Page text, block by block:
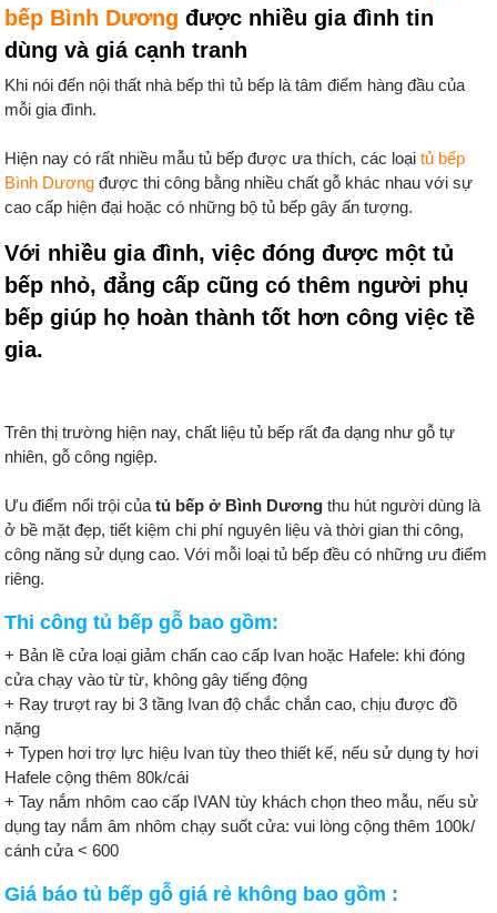
bếp Bình Dương được nhiều gia đình tin
dùng và giá cạnh tranh
Khi nói đến nội thất nhà bếp thì tủ bếp là tâm điểm hàng đầu của
mỗi gia đình.
Hiện nay có rất nhiều mẫu tủ bếp được ưa thích, các loạitủ bếp
Bình Dương được thi công bằng nhiều chất gỗ khác nhau với sự
cao cấp hiện đại hoặc có những bộ tủ bếp gây ấn tượng.
Với nhiều gia đình, việc đóng được một tủ
bếp nhỏ, đẳng cấp cũng có thêm người phụ
bếp giúp họ hoàn thành tốt hơn công việc tề
gia.
Trên thị trường hiện nay, chất liệu tủ bếp rất đa dạng như gỗ tự
nhiên, gỗ công ngiệp.
Ưu điểm nổi trội củatủ bếp ở Bình Dương thu hút người dùng là
ở bề mặt đẹp, tiết kiệm chi phí nguyên liệu và thời gian thi công,
công năng sử dụng cao. Với mỗi loại tủ bếp đều có những ưu điểm
riêng.
Thi công tủ bếp gỗ bao gồm:
+ Bản lề cửa loại giảm chấn cao cấp Ivan hoặc Hafele: khi đóng
cửa chạy vào từ từ, không gây tiếng động
+ Ray trượt ray bi 3 tầng Ivan độ chắc chắn cao, chịu được đồ
nặng
+ Typen hơi trợ lực hiệu Ivan tùy theo thiết kế, nếu sử dụng ty hơi
Hafele cộng thêm 80k/cái
+ Tay nắm nhôm cao cấp IVAN tùy khách chọn theo mẫu, nếu sử
dụng tay nắm âm nhôm chạy suốt cửa: vui lòng cộng thêm 100k/
cánh cửa < 600
Giá báo tủ bếp gỗ giá rẻ không bao gồm :